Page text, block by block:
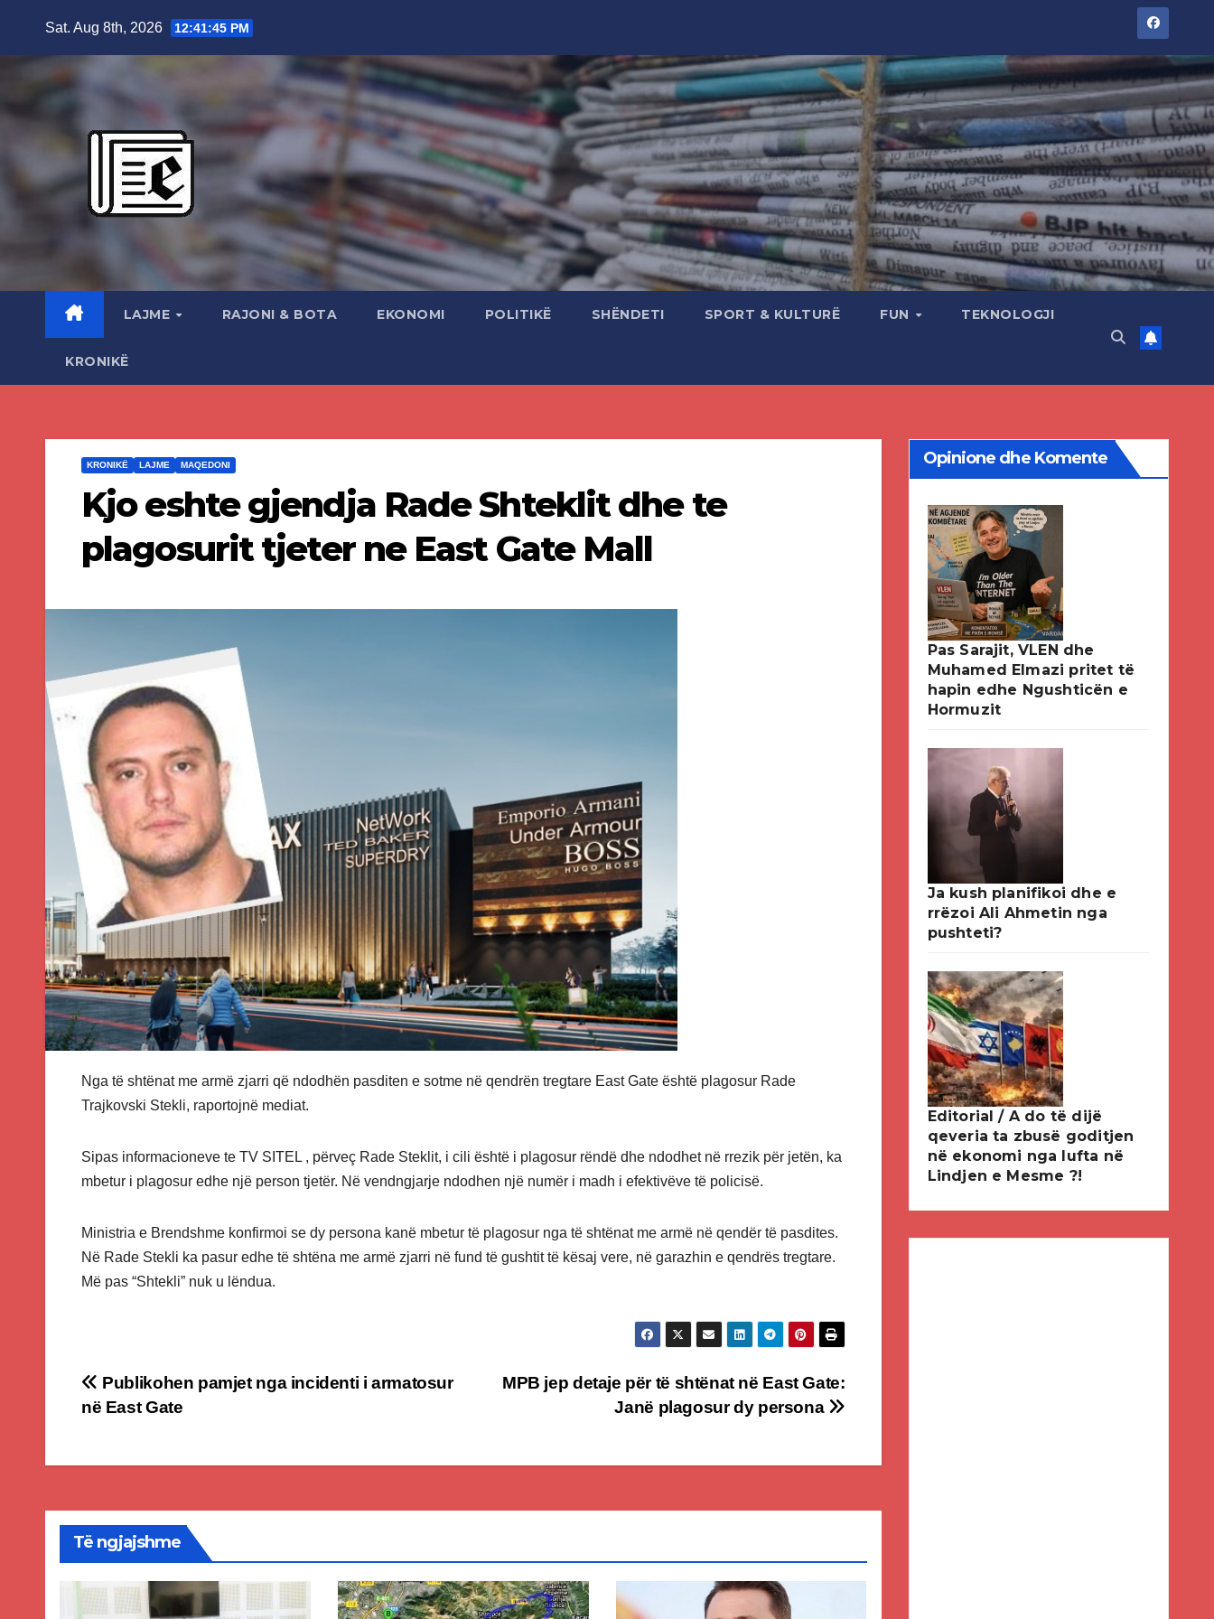
Sat. Aug 8th, 2026 12:41:46 PM
LAJME RAJONI & BOTA EKONOMI POLITIKË SHËNDETI SPORT & KULTURË FUN TEKNOLOGJI
KRONIKË
KRONIKË LAJME MAQEDONI
Kjo eshte gjendja Rade Shteklit dhe te
plagosurit tjeter ne East Gate Mall
Nga të shtënat me armë zjarri që ndodhën pasditen e sotme në qendrën tregtare East Gate është plagosur Rade
Trajkovski Stekli, raportojnë mediat.
Sipas informacioneve te TV SITEL , përveç Rade Steklit, i cili është i plagosur rëndë dhe ndodhet në rrezik për jetën, ka
mbetur i plagosur edhe një person tjetër. Në vendngjarje ndodhen një numër i madh i efektivëve të policisë.
Ministria e Brendshme konfirmoi se dy persona kanë mbetur të plagosur nga të shtënat me armë në qendër të pasdites.
Në Rade Stekli ka pasur edhe të shtëna me armë zjarri në fund të gushtit të kësaj vere, në garazhin e qendrës tregtare.
Më pas “Shtekli” nuk u lëndua.
Post
MPB jep detaje për të shtënat në East Gate:
Janë plagosur dy persona
Publikohen pamjet nga incidenti i armatosur
në East Gate
Të ngjajshme
Opinione dhe Komente
Pas Sarajit, VLEN dhe
Muhamed Elmazi pritet të
hapin edhe Ngushticën e
Hormuzit
Ja kush planifikoi dhe e
rrëzoi Ali Ahmetin nga
pushteti?
Editorial / A do të dijë
qeveria ta zbusë goditjen
në ekonomi nga lufta në
Lindjen e Mesme ?!